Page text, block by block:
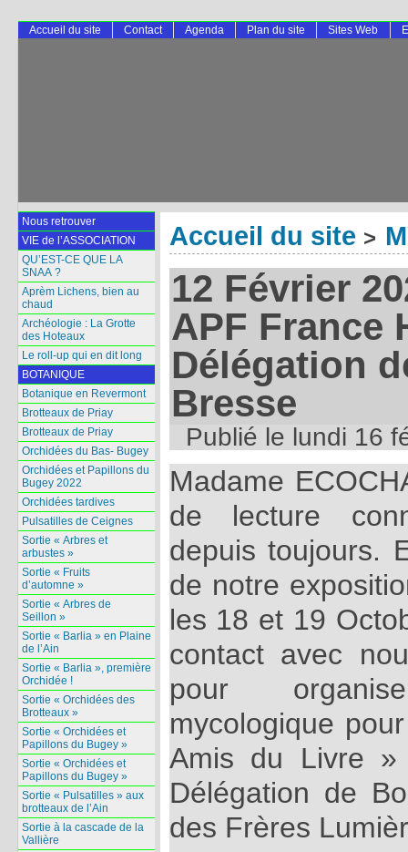
Accueil du site >
12 Février
APF France
Délégation
Bresse
Publié le lundi 16
Madame
de lecture
depuis toujours.
de notre
les 18 et 19
contact avec
pour
mycologique
Amis du Livre
Délégation de
des Frères
Accueil du site Contact Agenda Plan du site Sites Web
Nous retrouver
VIE de l’ASSOCIATION
QU’EST-CE QUE LA
SNAA ?
Aprèm Lichens, bien au
chaud
Archéologie : La Grotte
des Hoteaux
Le roll-up qui en dit long
BOTANIQUE
Botanique en Revermont
Brotteaux de Priay
Brotteaux de Priay
Orchidées du Bas- Bugey
Orchidées et Papillons du
Bugey 2022
Orchidées tardives
Pulsatilles de Ceignes
Sortie « Arbres et
arbustes »
Sortie « Fruits
d’automne »
Sortie « Arbres de
Seillon »
Sortie « Barlia » en Plaine
de l’Ain
Sortie « Barlia », première
Orchidée !
Sortie « Orchidées des
Brotteaux »
Sortie « Orchidées et
Papillons du Bugey »
Sortie « Orchidées et
Papillons du Bugey »
Sortie « Pulsatilles » aux
brotteaux de l’Ain
Sortie à la cascade de la
Vallière